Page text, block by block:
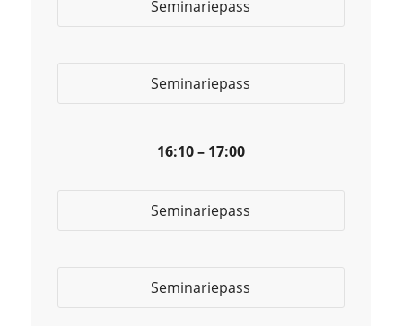
Seminariepass
Seminariepass
16:10 – 17:00
Seminariepass
Seminariepass